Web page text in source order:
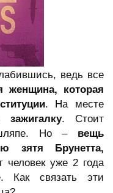
ведь все
женщина, которая
. На месте
. Стоит
Но – вещь
зятя Брунетта,
человек уже 2 года
Как связать эти